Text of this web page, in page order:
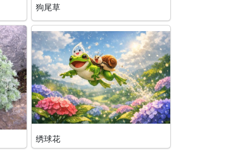
狗尾草
绣球花